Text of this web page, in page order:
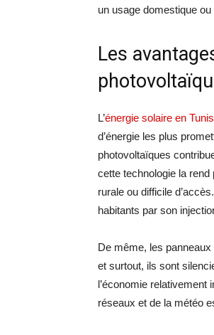
un usage domestique
Les
L’énergie solaire en
d’énergie les plus
photovoltaïques
cette technologie la
rurale ou difficile
habitants par son
De même, les panneaux
et surtout, ils sont
l’économie relativement
réseaux et de la météo